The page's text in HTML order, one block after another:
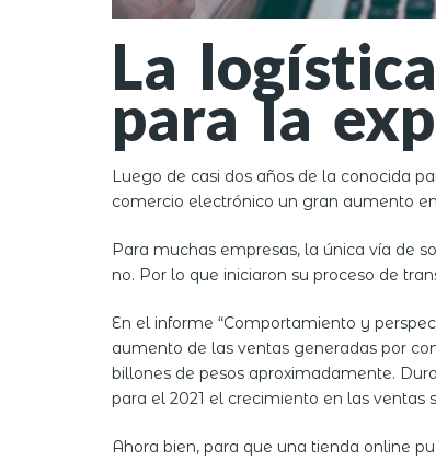
La
para la
Luego de casi dos años de la conocida
comercio electrónico un gran aumento
Para muchas empresas, la única vía de
no. Por lo que iniciaron su proceso de
En el informe “Comportamiento y
aumento de las ventas generadas por
billones de pesos aproximadamente.
para el 2021 el crecimiento en las ventas
Ahora bien, para que una tienda online